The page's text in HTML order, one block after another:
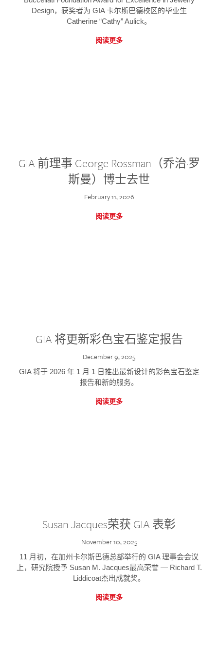
Design，获奖者为 GIA 卡尔斯巴德校区的毕业生
Catherine “Cathy” Aulick。
阅读更多
GIA 前理事 George Rossman（乔治·罗
斯曼）博士去世
February 11, 2026
阅读更多
GIA 将更新彩色宝石鉴定报告
December 9, 2025
GIA 将于 2026 年 1 月 1 日推出最新设计的彩色宝石鉴定
报告和新的服务。
阅读更多
Susan Jacques荣获 GIA 表彰
November 10, 2025
11 月初，在加州卡尔斯巴德总部举行的 GIA 理事会会议
上，研究院授予 Susan M. Jacques最高荣誉 — Richard T.
Liddicoat杰出成就奖。
阅读更多